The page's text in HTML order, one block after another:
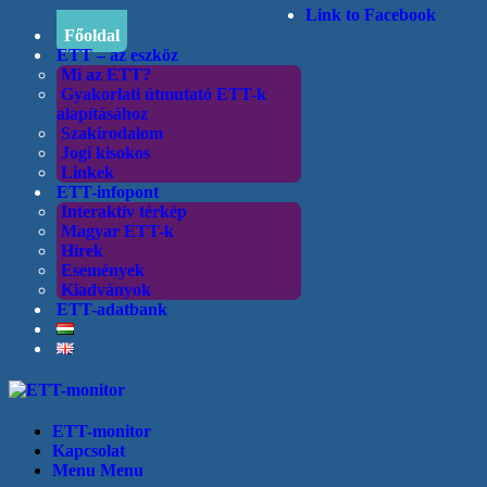
Link to Facebook
Főoldal
ETT – az eszköz
Mi az ETT?
Gyakorlati útmutató ETT-k
alapításához
Szakirodalom
Jogi kisokos
Linkek
ETT-infopont
Interaktív térkép
Magyar ETT-k
Hírek
Események
Kiadványok
ETT-adatbank
ETT-monitor
Kapcsolat
Menu Menu